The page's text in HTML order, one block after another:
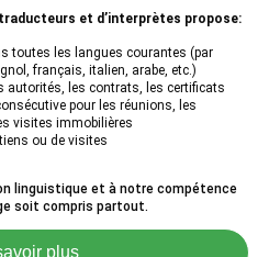
et d’interprètes propose:
toutes les langues courantes (par
français, italien, arabe, etc.)
autorités, les contrats, les certificats
pour les réunions, les
visites immobilières
ou de visites
linguistique et à notre compétence
soit compris partout.
plus